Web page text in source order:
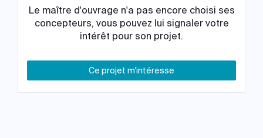
Le maître d'ouvrage n'a pas encore choisi ses
concepteurs, vous pouvez lui signaler votre
intérêt pour son projet.
Ce projet m'intéresse